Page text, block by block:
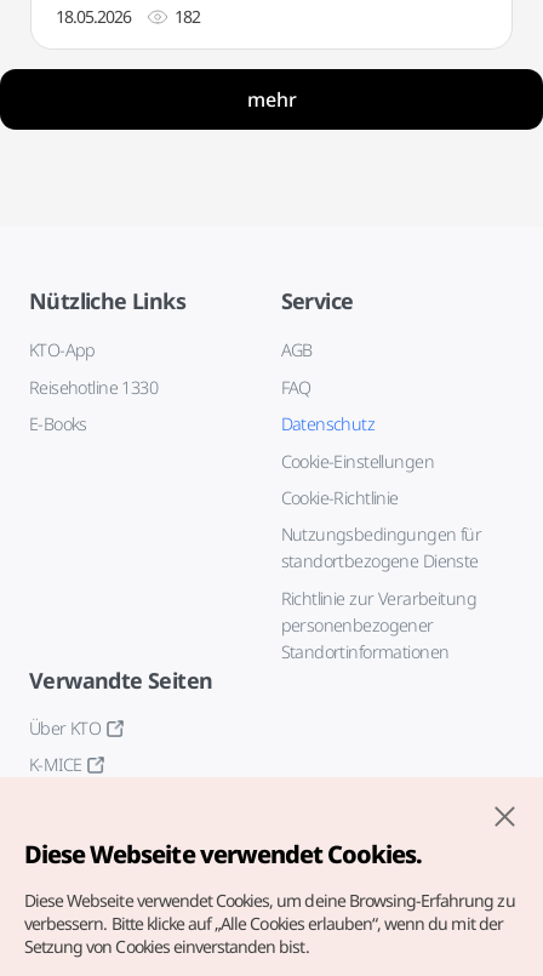
18.05.2026 182
mehr
Nützliche Links
KTO-App
Reisehotline 1330
E-Books
Service
AGB
FAQ
Datenschutz
Cookie-Einstellungen
Cookie-Richtlinie
Nutzungsbedingungen für
standortbezogene Dienste
Richtlinie zur Verarbeitung
personenbezogener
Standortinformationen
Verwandte Seiten
Über KTO
K-MICE
Copyrights (c) Korea Tourism Organization. Alle Rechte
Diese Webseite verwendet Cookies.
Diese Webseite verwendet Cookies, um deine Browsing-Erfahrung zu
verbessern. Bitte klicke auf „Alle Cookies erlauben“, wenn du mit der
Setzung von Cookies einverstanden bist.